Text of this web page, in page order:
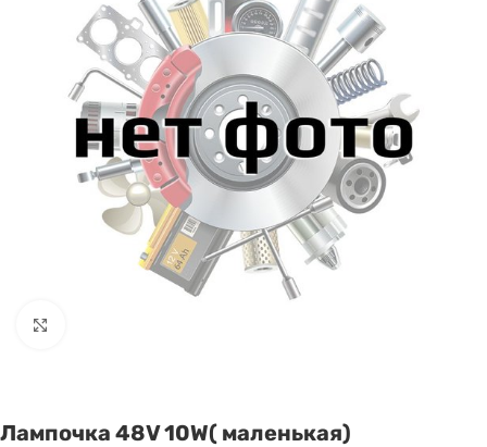
Лампочка 48V 10W( маленькая)